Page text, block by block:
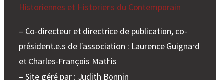
Historiennes et Historiens du Contemporain
– Co-directeur et directrice de publication, co-
président.e.s de l’association : Laurence Guignard
et Charles-François Mathis
– Site géré par : Judith Bonnin